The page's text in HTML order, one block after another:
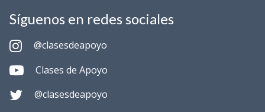
Síguenos en redes sociales
@clasesdeapoyo
Clases de Apoyo
@clasesdeapoyo